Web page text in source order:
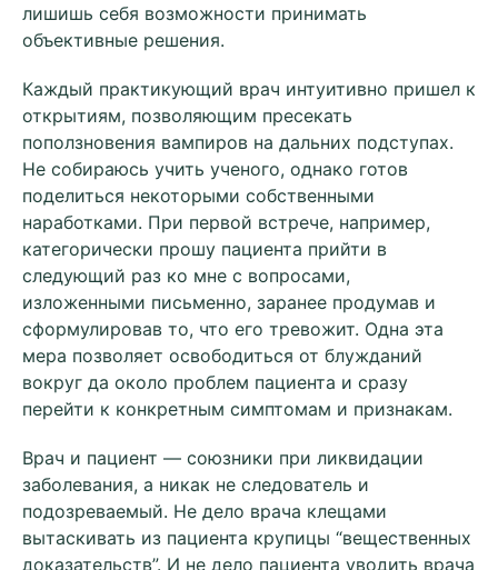
лишишь себя возможности принимать
объективные решения.
Каждый практикующий врач интуитивно пришел к
открытиям, позволяющим пресекать
поползновения вампиров на дальних подступах.
Не собираюсь учить ученого, однако готов
поделиться некоторыми собственными
наработками. При первой встрече, например,
категорически прошу пациента прийти в
следующий раз ко мне с вопросами,
изложенными письменно, заранее продумав и
сформулировав то, что его тревожит. Одна эта
мера позволяет освободиться от блужданий
вокруг да около проблем пациента и сразу
перейти к конкретным симптомам и признакам.
Врач и пациент — союзники при ликвидации
заболевания, а никак не следователь и
подозреваемый. Не дело врача клещами
вытаскивать из пациента крупицы “вещественных
доказательств”. И не дело пациента уводить врача